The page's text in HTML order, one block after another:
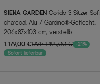
SIENA GARDEN
charcoal, Alu / Gardino®-Geflecht,
206x87x103 cm, verstellb.
Rückenlehnen
1.179,00 €UVP 1.499,00 € -21%
Sofort lieferbar